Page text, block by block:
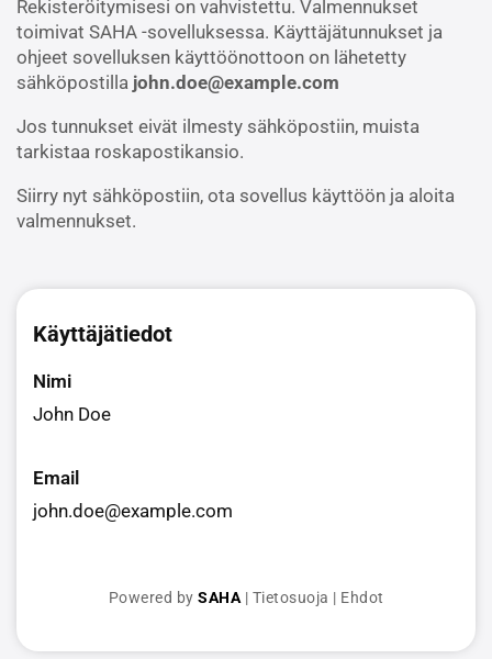
Rekisteröitymisesi on vahvistettu. Valmennukset
toimivat SAHA -sovelluksessa. Käyttäjätunnukset ja
ohjeet sovelluksen käyttöönottoon on lähetetty
sähköpostilla john.doe@example.com
Jos tunnukset eivät ilmesty sähköpostiin, muista
tarkistaa roskapostikansio.
Siirry nyt sähköpostiin, ota sovellus käyttöön ja aloita
valmennukset.
Käyttäjätiedot
Nimi
John Doe
Email
john.doe@example.com
Powered by SAHA | Tietosuoja | Ehdot